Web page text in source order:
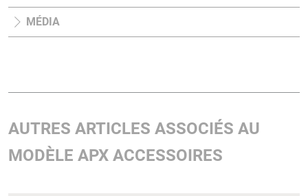
MÉDIA
AUTRES ARTICLES ASSOCIÉS AU
MODÈLE APX ACCESSOIRES